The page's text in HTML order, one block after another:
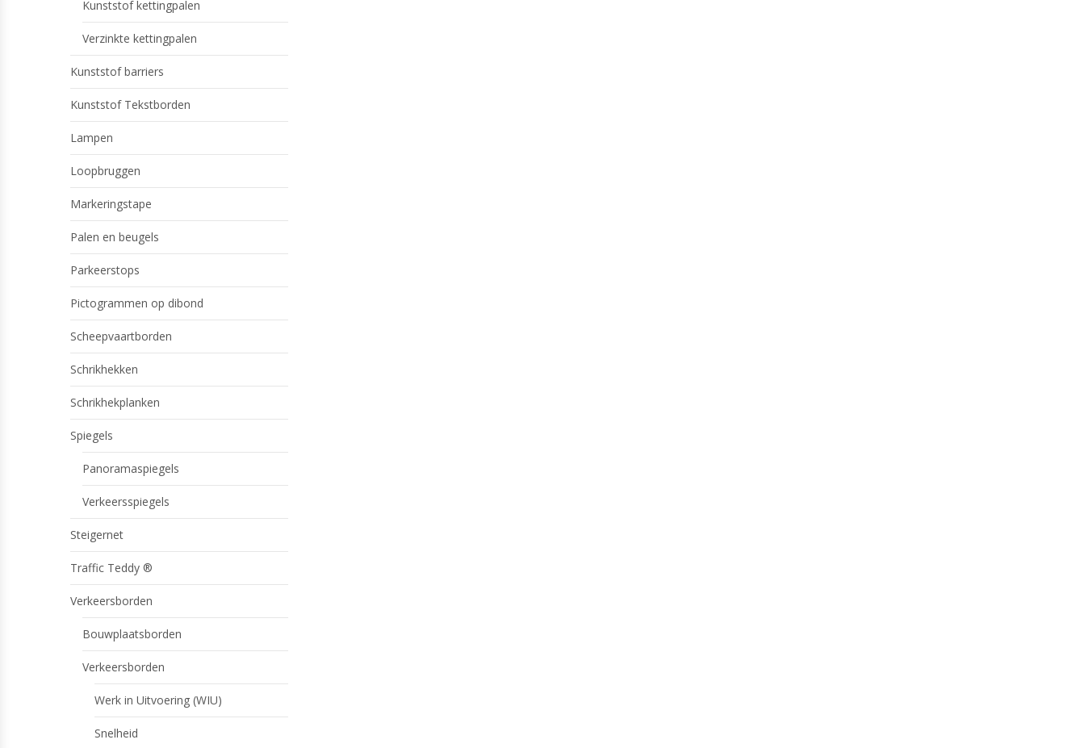
Kunststof kettingpalen
Verzinkte kettingpalen
Kunststof barriers
Kunststof Tekstborden
Lampen
Loopbruggen
Markeringstape
Palen en beugels
Parkeerstops
Pictogrammen op dibond
Scheepvaartborden
Schrikhekken
Schrikhekplanken
Spiegels
Panoramaspiegels
Verkeersspiegels
Steigernet
Traffic Teddy ®
Verkeersborden
Bouwplaatsborden
Verkeersborden
Werk in Uitvoering (WIU)
Snelheid